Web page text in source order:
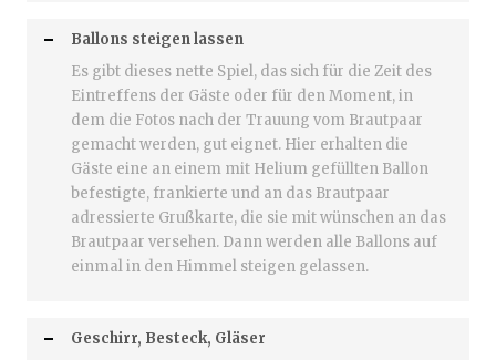
Ballons steigen lassen
Es gibt dieses nette Spiel, das sich für die Zeit des
Eintreffens der Gäste oder für den Moment, in
dem die Fotos nach der Trauung vom Brautpaar
gemacht werden, gut eignet. Hier erhalten die
Gäste eine an einem mit Helium gefüllten Ballon
befestigte, frankierte und an das Brautpaar
adressierte Grußkarte, die sie mit wünschen an das
Brautpaar versehen. Dann werden alle Ballons auf
einmal in den Himmel steigen gelassen.
Geschirr, Besteck, Gläser